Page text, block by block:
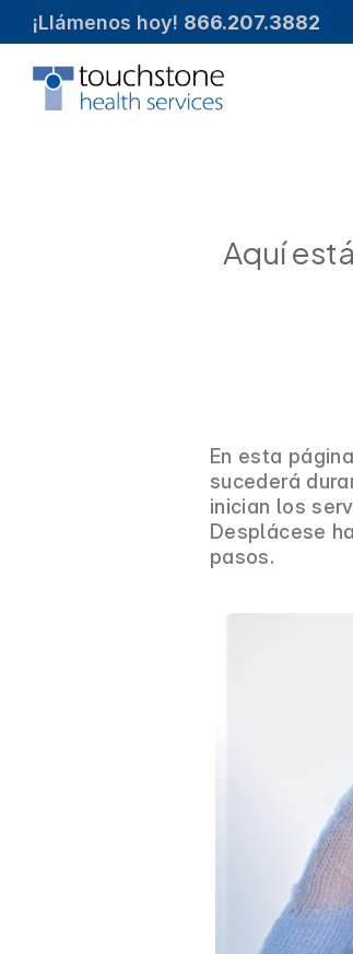
¡Llámenos hoy! 866.207.3882
Aquí
En esta
sucederá
inician los
Desplácese
pasos.